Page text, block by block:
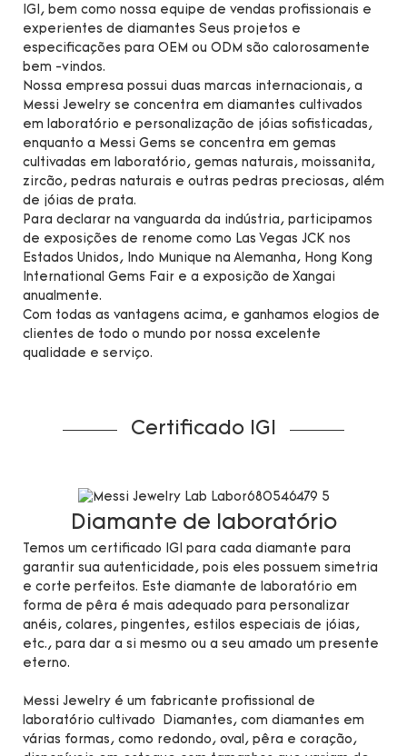
IGI, bem como nossa equipe de vendas profissionais e
experientes de diamantes Seus projetos e
especificações para OEM ou ODM são calorosamente
bem -vindos.
Nossa empresa possui duas marcas internacionais, a
Messi Jewelry se concentra em diamantes cultivados
em laboratório e personalização de jóias sofisticadas,
enquanto a Messi Gems se concentra em gemas
cultivadas em laboratório, gemas naturais, moissanita,
zircão, pedras naturais e outras pedras preciosas, além
de jóias de prata.
Para declarar na vanguarda da indústria, participamos
de exposições de renome como Las Vegas JCK nos
Estados Unidos, Indo Munique na Alemanha, Hong Kong
International Gems Fair e a exposição de Xangai
anualmente.
Com todas as vantagens acima, e ganhamos elogios de
clientes de todo o mundo por nossa excelente
qualidade e serviço.
Certificado IGI
Diamante de laboratório
Temos um certificado IGI para cada diamante para
garantir sua autenticidade, pois eles possuem simetria
e corte perfeitos. Este diamante de laboratório em
forma de pêra é mais adequado para personalizar
anéis, colares, pingentes, estilos especiais de jóias,
etc., para dar a si mesmo ou a seu amado um presente
eterno.
Messi Jewelry é um fabricante profissional de
laboratório cultivado Diamantes, com diamantes em
várias formas, como redondo, oval, pêra e coração,